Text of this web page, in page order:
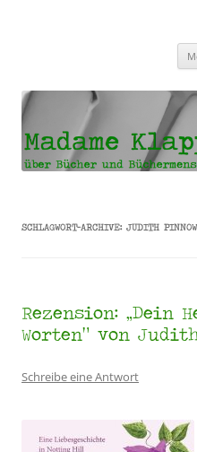
SCHLAGWORT-ARCHIVE: JUDITH PINNOW
Rezension: „Dein
Worten“ von
Schreibe eine Antwort